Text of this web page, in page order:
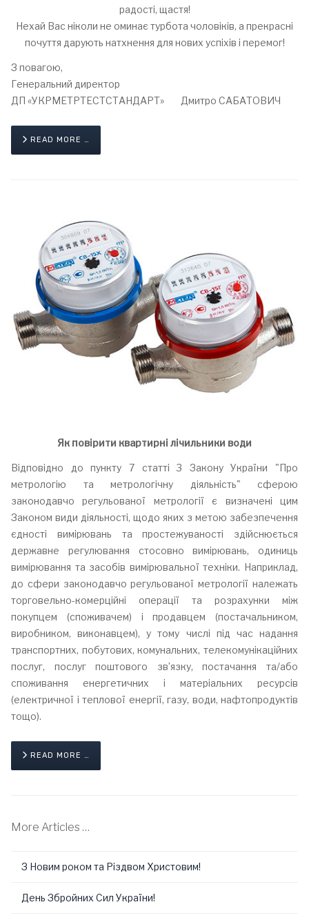
радості, щастя!
Нехай Вас ніколи не оминає турбота чоловіків, а прекрасні
почуття дарують натхнення для нових успіхів і перемог!
З повагою,
Генеральний директор
ДП «УКРМЕТРТЕСТСТАНДАРТ» Дмитро САБАТОВИЧ
READ MORE …
Як повірити квартирні лічильники води
Відповідно до пункту 7 статті 3 Закону України "Про
метрологію та метрологічну діяльність" сферою
законодавчо регульованої метрології є визначені цим
Законом види діяльності, щодо яких з метою забезпечення
єдності вимірювань та простежуваності здійснюється
державне регулювання стосовно вимірювань, одиниць
вимірювання та засобів вимірювальної техніки. Наприклад,
до сфери законодавчо регульованої метрології належать
торговельно-комерційні операції та розрахунки між
покупцем (споживачем) і продавцем (постачальником,
виробником, виконавцем), у тому числі під час надання
транспортних, побутових, комунальних, телекомунікаційних
послуг, послуг поштового зв’язку, постачання та/або
споживання енергетичних і матеріальних ресурсів
(електричної і теплової енергії, газу, води, нафтопродуктів
тощо).
READ MORE …
More Articles …
З Новим роком та Різдвом Христовим!
День Збройних Сил України!